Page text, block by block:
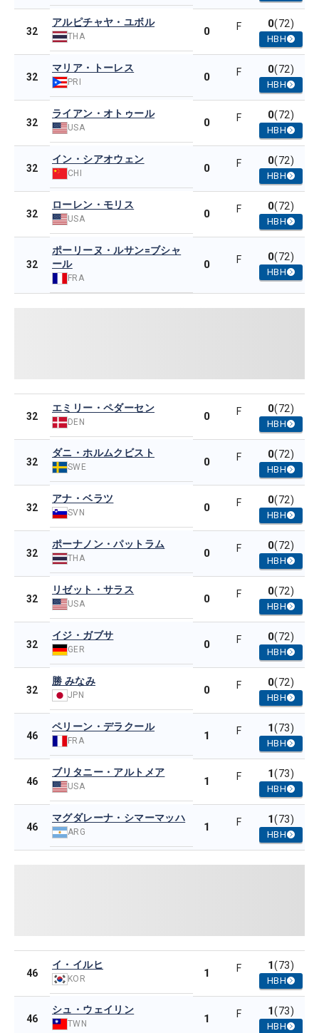
32
アルピチャヤ・ユボル
THA 0 F 0(72)
HBH
32
マリア・トーレス
PRI 0 F 0(72)
HBH
32
ライアン・オトゥール
USA 0 F 0(72)
HBH
32
イン・シアオウェン
CHI 0 F 0(72)
HBH
32
ローレン・モリス
USA 0 F 0(72)
HBH
32
ポーリーヌ・ルサン=ブシャ
ール
FRA
0 F 0(72)
HBH
32
エミリー・ペダーセン
DEN 0 F 0(72)
HBH
32
ダニ・ホルムクビスト
SWE 0 F 0(72)
HBH
32
アナ・ベラツ
SVN 0 F 0(72)
HBH
32
ポーナノン・パットラム
THA 0 F 0(72)
HBH
32
リゼット・サラス
USA 0 F 0(72)
HBH
32
イジ・ガブサ
GER 0 F 0(72)
HBH
32
勝 みなみ
JPN 0 F 0(72)
HBH
46
ペリーン・デラクール
FRA 1 F 1(73)
HBH
46
ブリタニー・アルトメア
USA 1 F 1(73)
HBH
46
マグダレーナ・シマーマッハ
ARG 1 F 1(73)
HBH
46
イ・イルヒ
KOR 1 F 1(73)
HBH
46
シュ・ウェイリン
TWN 1 F 1(73)
HBH